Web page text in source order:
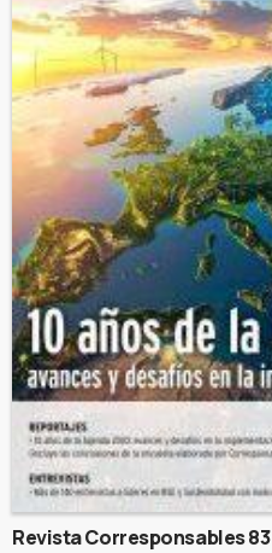
Revista Corresponsables 83